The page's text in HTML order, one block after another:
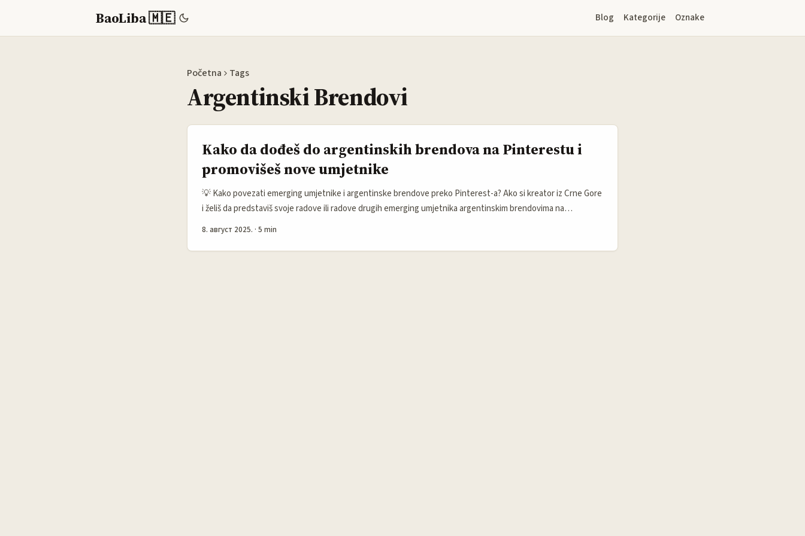
BaoLiba 🇲🇪 Blog Kategorije Oznake
Početna Tags
Argentinski Brendovi
Kako da dođeš do argentinskih brendova na Pinterestu i
promovišeš nove umjetnike
💡 Kako povezati emerging umjetnike i argentinske brendove preko Pinterest-a? Ako si kreator iz Crne Gore
i želiš da predstaviš svoje radove ili radove drugih emerging umjetnika argentinskim brendovima na
Pinterestu, znaš koliko je to izazovno. Pinterest se u posljednje vrijeme pokazao kao izvrsna platforma za
bi mogli biti zainteresovani da sarađuju? ...
8. август 2025. · 5 min